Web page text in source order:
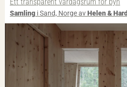
Samling i Sand, Norge avHelen & Hard